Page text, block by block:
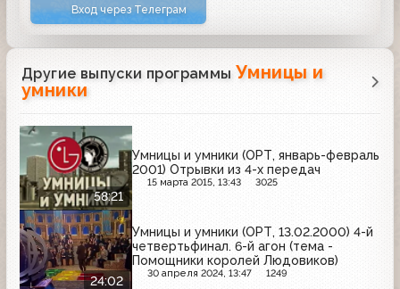
Вход через Телеграм
Другие выпуски программы Умницы и
умники
58:21
Умницы и умники (ОРТ, январь-февраль
2001) Отрывки из 4-х передач
15 марта 2015, 13:43 3025
24:02
Умницы и умники (ОРТ, 13.02.2000) 4-й
четвертьфинал. 6-й агон (тема -
Помощники королей Людовиков)
30 апреля 2024, 13:47 1249